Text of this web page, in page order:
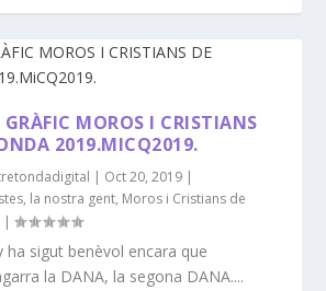
GRÀFIC MOROS I CRISTIANS
2019.MICQ2019.
| Oct 20, 2019 |
, la nostra gent, Moros i Cristians de
|
ha sigut benèvol encara que
la DANA, la segona DANA....